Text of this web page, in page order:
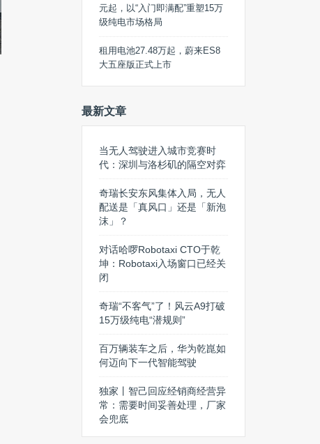
元起，以“入门即满配”重塑15万
级纯电市场格局
租用电池27.48万起，蔚来ES8
大五座版正式上市
最新文章
当无人驾驶进入城市竞赛时
代：深圳与洛杉矶的隔空对弈
奇瑞长安东风集体入局，无人
配送是「真风口」还是「新泡
沫」？
对话哈啰Robotaxi CTO于乾
坤：Robotaxi入场窗口已经关
闭
奇瑞“不客气”了！风云A9打破
15万级纯电“潜规则”
百万辆装车之后，华为乾崑如
何迈向下一代智能驾驶
独家丨智己回应经销商经营异
常：需要时间妥善处理，厂家
会兜底